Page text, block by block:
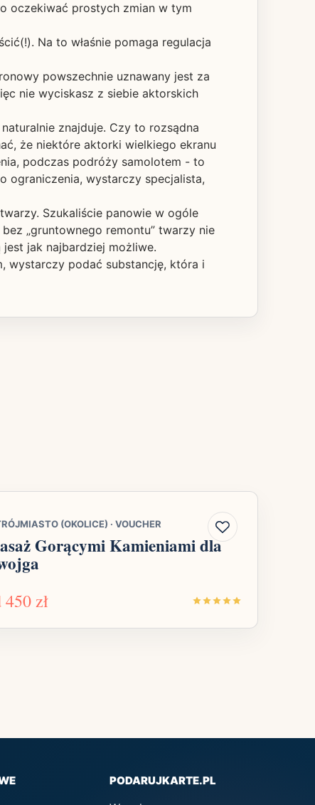
oczekiwać prostych zmian w tym
Na to właśnie pomaga regulacja
powszechnie uznawany jest za
nie wyciskasz z siebie aktorskich
znajduje. Czy to rozsądna
że niektóre aktorki wielkiego ekranu
podczas podróży samolotem - to
ograniczenia, wystarczy specjalista,
Szukaliście panowie w ogóle
„gruntownego remontu” twarzy nie
jak najbardziej możliwe.
wystarczy podać substancję, która i
(OKOLICE) · VOUCHER
Gorącymi Kamieniami dla
450 zł
PODARUJKARTE.PL